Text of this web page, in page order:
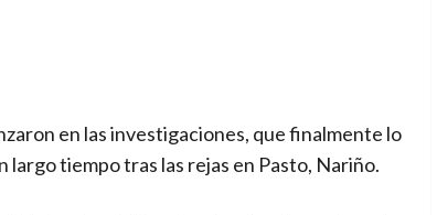
en las investigaciones, que finalmente lo
tiempo tras las rejas en Pasto, Nariño.